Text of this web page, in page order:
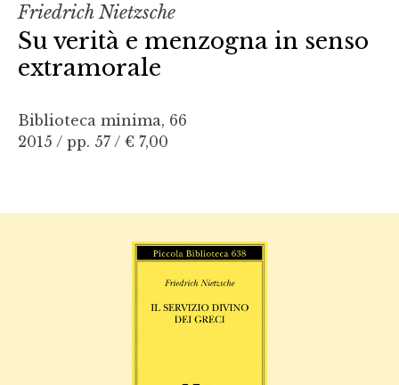
Friedrich Nietzsche
Su verità e menzogna in senso
extramorale
Biblioteca minima, 66
2015 / pp. 57 / € 7,00